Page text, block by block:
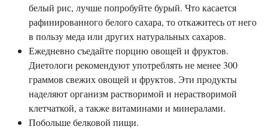
белый рис, лучше попробуйте бурый. Что касается
рафинированного белого сахара, то откажитесь от него
в пользу меда или других натуральных сахаров.
Ежедневно съедайте порцию овощей и фруктов.
Диетологи рекомендуют употреблять не менее 300
граммов свежих овощей и фруктов. Эти продукты
наделяют организм растворимой и нерастворимой
клетчаткой, а также витаминами и минералами.
Побольше белковой пищи.